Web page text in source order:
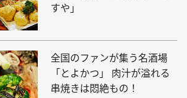
すや」
全国のファンが集う名酒場
「とよかつ」 肉汁が溢れる
串焼きは悶絶もの！